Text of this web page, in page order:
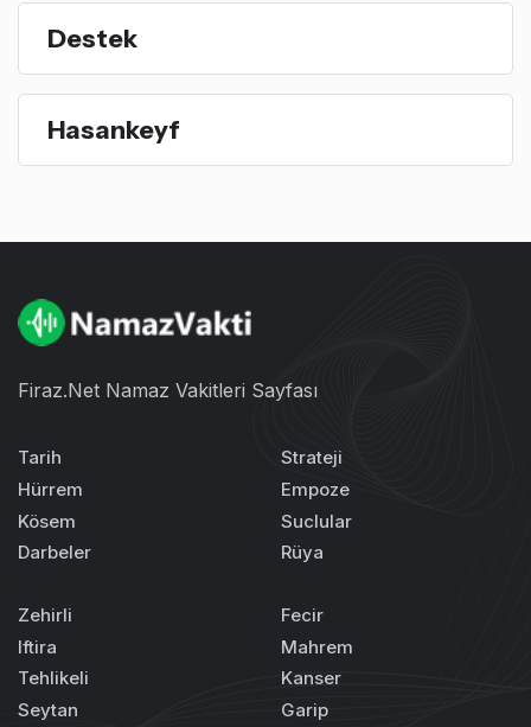
Destek
Hasankeyf
Firaz.Net Namaz Vakitleri Sayfası
Tarih
Hürrem
Kösem
Darbeler
Strateji
Empoze
Suclular
Rüya
Zehirli
Iftira
Tehlikeli
Seytan
Fecir
Mahrem
Kanser
Garip